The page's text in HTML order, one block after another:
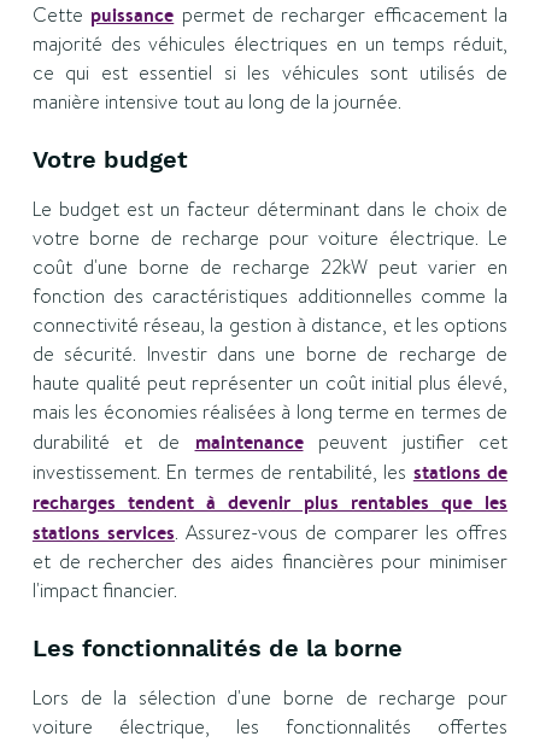
Cette puissance permet de recharger efficacement la
majorité des véhicules électriques en un temps réduit,
ce qui est essentiel si les véhicules sont utilisés de
manière intensive tout au long de la journée.
Votre budget
Le budget est un facteur déterminant dans le choix de
votre borne de recharge pour voiture électrique. Le
coût d'une borne de recharge 22kW peut varier en
fonction des caractéristiques additionnelles comme la
connectivité réseau, la gestion à distance, et les options
de sécurité. Investir dans une borne de recharge de
haute qualité peut représenter un coût initial plus élevé,
mais les économies réalisées à long terme en termes de
durabilité et de maintenancepeuvent justifier cet
investissement. En termes de rentabilité, les stations de
recharges tendent à devenir plus rentables que les
stations services. Assurez-vous de comparer les offres
et de rechercher des aides financières pour minimiser
l'impact financier.
Les fonctionnalités de la borne
Lors de la sélection d'une borne de recharge pour
voiture électrique, les fonctionnalités offertes